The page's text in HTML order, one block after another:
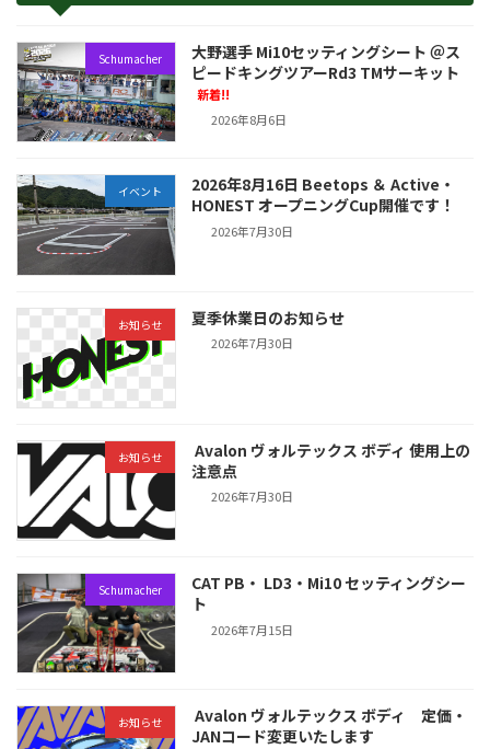
Schumacher
大野選手 Mi10セッティングシート ＠ス
ピードキングツアーRd3 TMサーキット
新着!!
2026年8月6日
イベント
2026年8月16日 Beetops ＆ Active・
HONEST オープニングCup開催です！
2026年7月30日
お知らせ 夏季休業日のお知らせ
2026年7月30日
お知らせ
Avalon ヴォルテックス ボディ 使用上の
注意点
2026年7月30日
Schumacher
CAT PB・ LD3・Mi10 セッティングシー
ト
2026年7月15日
お知らせ
Avalon ヴォルテックス ボディ 定価・
JANコード変更いたします